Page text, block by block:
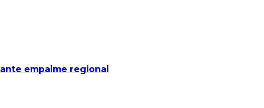
empalme regional